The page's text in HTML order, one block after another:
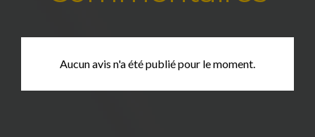
Aucun avis n'a été publié pour le moment.